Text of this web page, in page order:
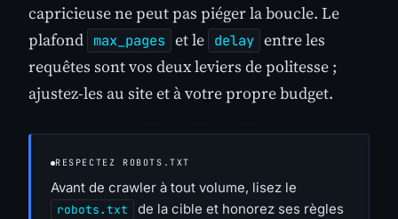
capricieuse ne peut pas piéger la boucle. Le
plafond max_pages et le delay entre les
requêtes sont vos deux leviers de politesse ;
ajustez-les au site et à votre propre budget.
RESPECTEZ ROBOTS.TXT
Avant de crawler à tout volume, lisez le
robots.txt
de la cible et honorez ses règles